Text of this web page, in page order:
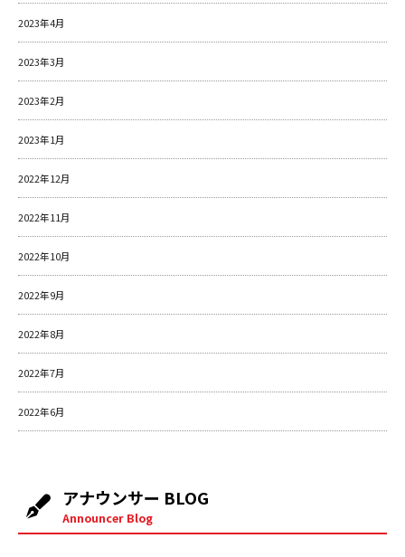
2023年4月
2023年3月
2023年2月
2023年1月
2022年12月
2022年11月
2022年10月
2022年9月
2022年8月
2022年7月
2022年6月
アナウンサー BLOG
Announcer Blog